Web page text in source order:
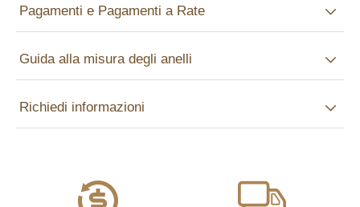
Pagamenti e Pagamenti a Rate
Guida alla misura degli anelli
Richiedi informazioni